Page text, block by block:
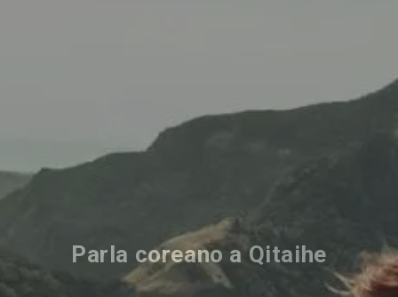
Parla coreano a Qitaihe